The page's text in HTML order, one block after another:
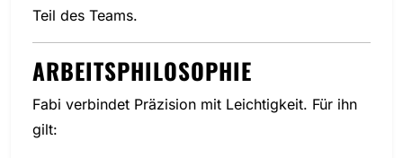
Teil des Teams.
ARBEITSPHILOSOPHIE
Fabi verbindet Präzision mit Leichtigkeit. Für ihn
gilt: